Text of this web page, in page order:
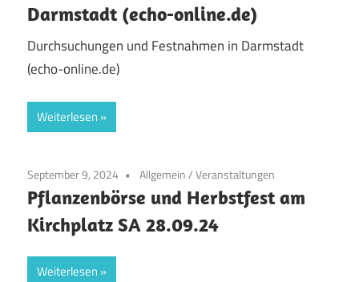
Darmstadt (echo-online.de)
Durchsuchungen und Festnahmen in Darmstadt
(echo-online.de)
Weiterlesen
September 9, 2024 Allgemein/Veranstaltungen
Pflanzenbörse und Herbstfest am
Kirchplatz SA 28.09.24
Weiterlesen